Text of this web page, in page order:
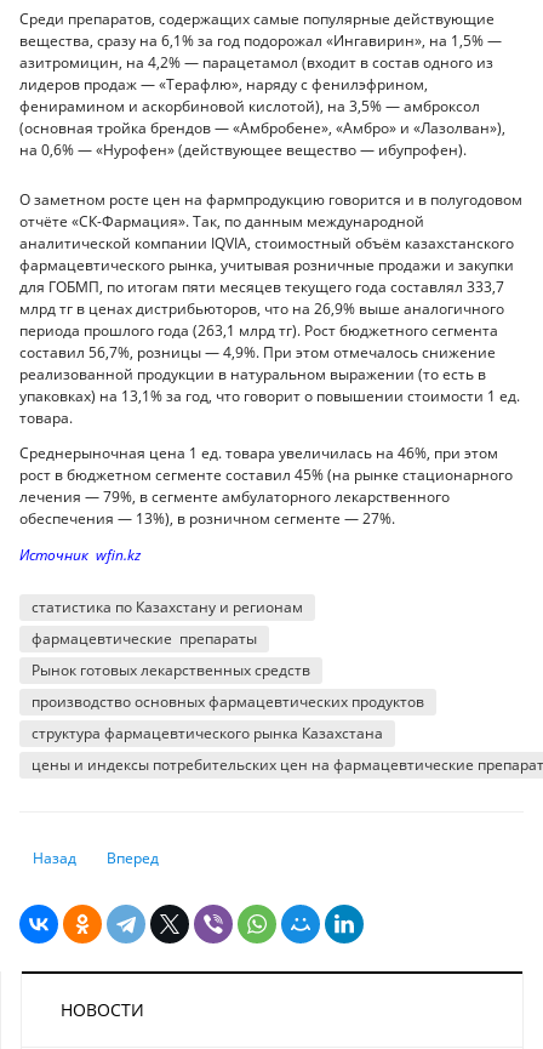
Среди препаратов, содержащих самые популярные действующие
вещества, сразу на 6,1% за год подорожал «Ингавирин», на 1,5% —
азитромицин, на 4,2% — парацетамол (входит в состав одного из
лидеров продаж — «Терафлю», наряду с фенилэфрином,
фенирамином и аскорбиновой кислотой), на 3,5% — амброксол
(основная тройка брендов — «Амбробене», «Амбро» и «Лазолван»),
на 0,6% — «Нурофен» (действующее вещество — ибупрофен).
О заметном росте цен на фармпродукцию говорится и в полугодовом
отчёте «СК-Фармация». Так, по данным международной
аналитической компании IQVIA, стоимостный объём казахстанского
фармацевтического рынка, учитывая розничные продажи и закупки
для ГОБМП, по итогам пяти месяцев текущего года составлял 333,7
млрд тг в ценах дистрибьюторов, что на 26,9% выше аналогичного
периода прошлого года (263,1 млрд тг). Рост бюджетного сегмента
составил 56,7%, розницы — 4,9%. При этом отмечалось снижение
реализованной продукции в натуральном выражении (то есть в
упаковках) на 13,1% за год, что говорит о повышении стоимости 1 ед.
товара.
Среднерыночная цена 1 ед. товара увеличилась на 46%, при этом
рост в бюджетном сегменте составил 45% (на рынке стационарного
лечения — 79%, в сегменте амбулаторного лекарственного
обеспечения — 13%), в розничном сегменте — 27%.
Источник wfin.kz
статистика по Казахстану и регионам
фармацевтические препараты
Рынок готовых лекарственных средств
производство основных фармацевтических продуктов
структура фармацевтического рынка Казахстана
цены и индексы потребительских цен на фармацевтические
Предыдущий: В какие страны казахстанцы отправляют деньги и
Назад Следующий: В сравнении с прошлым «пандемийным»
Вперед
НОВОСТИ